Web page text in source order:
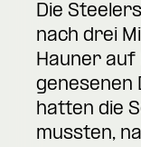
Die
nach drei
Hauner auf
genesenen
hatten die
mussten,